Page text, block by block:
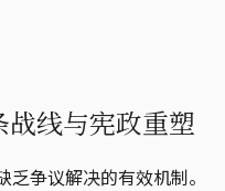
线与宪政重塑
争议解决的有效机制。